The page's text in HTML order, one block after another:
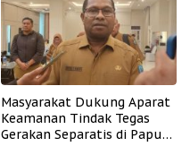
Masyarakat Dukung Aparat
Keamanan Tindak Tegas
Gerakan Separatis di Papua